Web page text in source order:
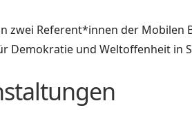
zwei Referent*innen der Mobilen
Demokratie und Weltoffenheit in